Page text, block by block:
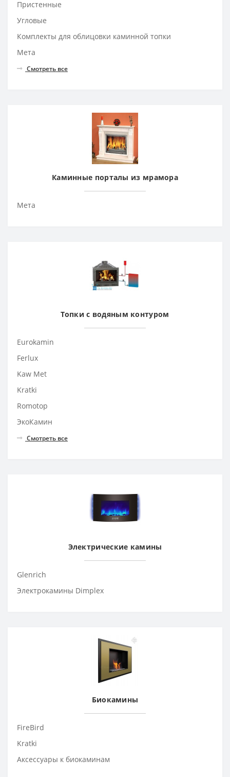
Пристенные
Угловые
Комплекты для облицовки каминной топки
Мета
Смотреть все
Каминные порталы из мрамора
Мета
Топки с водяным контуром
Eurokamin
Ferlux
Kaw Met
Kratki
Romotop
ЭкоКамин
Смотреть все
Электрические камины
Glenrich
Электрокамины Dimplex
Биокамины
FireBird
Kratki
Аксессуары к биокаминам